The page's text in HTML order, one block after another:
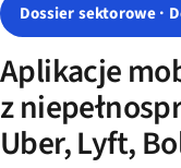
Dossier sektorowe ·
Aplikacje
z
Uber, Lyft,